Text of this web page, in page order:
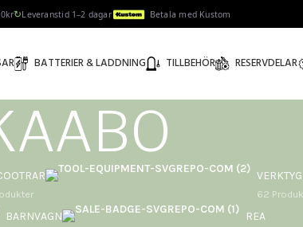
↻Leveranstid 1–2 dagar Betala med Kustom
BATTERIER & LADDNING TILLBEHÖR RESERVDELAR
62
BARNVAGN REA